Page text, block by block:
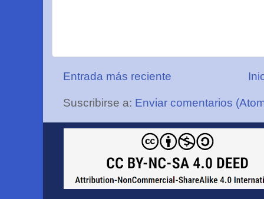
Entrada más reciente
Suscribirse a: Enviar comentarios